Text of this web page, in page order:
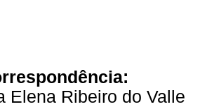
Elena Ribeiro do Valle